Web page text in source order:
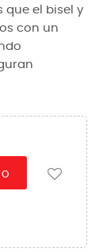
que el bisel y
con un